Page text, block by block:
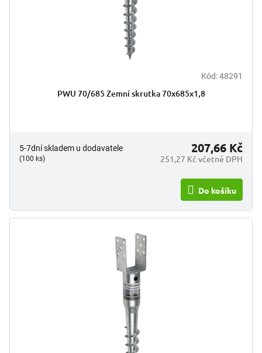
Kód:48291
PWU 70/685 Zemní skrutka 70x685x1,8
5-7dní skladem u dodavatele
(100 ks) 251,27 Kč včetně DPH
207,66 Kč
Do košíku